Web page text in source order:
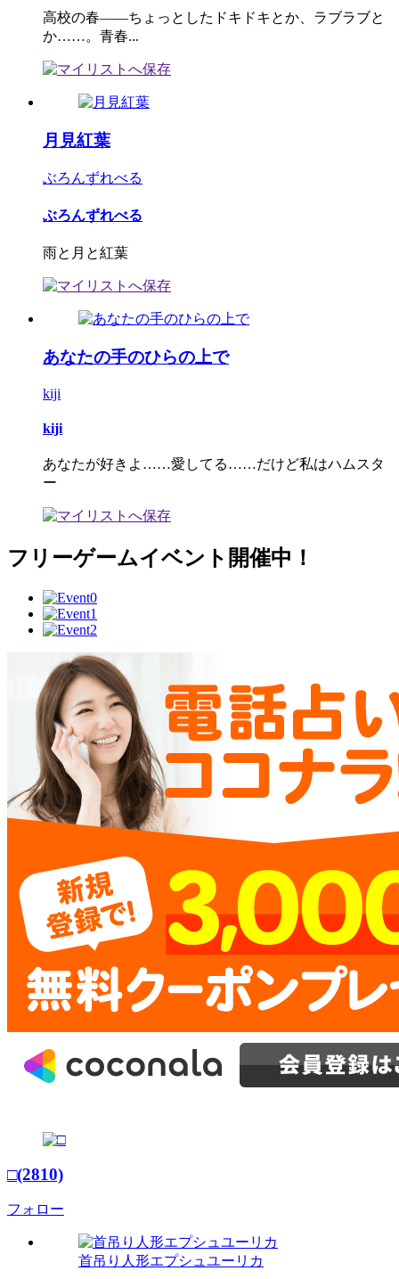
高校の春――ちょっとしたドキドキとか、ラブラブと
か……。青春...
月見紅葉
ぶろんずれべる
ぶろんずれべる
雨と月と紅葉
あなたの手のひらの上で
kiji
kiji
あなたが好きよ……愛してる……だけど私はハムスタ
ー
フリーゲームイベント開催中！
□(2810)
フォロー
首吊り人形エプシュユーリカ